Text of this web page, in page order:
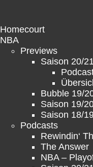
Homecourt
NBA
Previews
Saison 20/
Bubble 19/
Saison 19/
Saison 18/
Podcasts
Rewindin‘
The Answer
NBA –